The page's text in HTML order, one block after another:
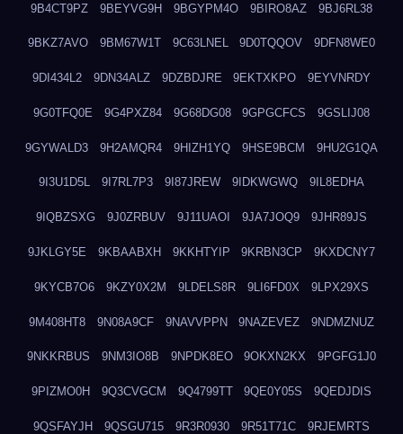
9B4CT9PZ 9BEYVG9H 9BGYPM4O 9BIRO8AZ 9BJ6RL38
9BKZ7AVO 9BM67W1T 9C63LNEL 9D0TQQOV 9DFN8WE0
9DI434L2 9DN34ALZ 9DZBDJRE 9EKTXKPO 9EYVNRDY
9G0TFQ0E 9G4PXZ84 9G68DG08 9GPGCFCS 9GSLIJ08
9GYWALD3 9H2AMQR4 9HIZH1YQ 9HSE9BCM 9HU2G1QA
9I3U1D5L 9I7RL7P3 9I87JREW 9IDKWGWQ 9IL8EDHA
9IQBZSXG 9J0ZRBUV 9J11UAOI 9JA7JOQ9 9JHR89JS
9JKLGY5E 9KBAABXH 9KKHTYIP 9KRBN3CP 9KXDCNY7
9KYCB7O6 9KZY0X2M 9LDELS8R 9LI6FD0X 9LPX29XS
9M408HT8 9N08A9CF 9NAVVPPN 9NAZEVEZ 9NDMZNUZ
9NKKRBUS 9NM3IO8B 9NPDK8EO 9OKXN2KX 9PGFG1J0
9PIZMO0H 9Q3CVGCM 9Q4799TT 9QE0Y05S 9QEDJDIS
9QSFAYJH 9QSGU715 9R3R0930 9R51T71C 9RJEMRTS